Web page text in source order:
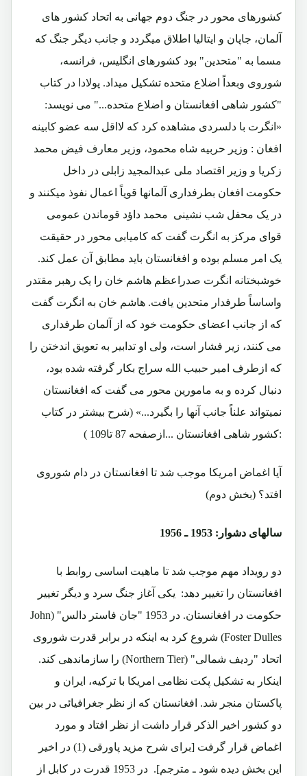
کشورهای محور در جنگ دوم جهانی به اتحاد کشور های
آلمان، جاپان و ایتالیا اطلاق میگردد و جانب دیگر جنگ که
مسما به "متحدین" بود کشورهای انگلیس، فرانسه،
شوروی وبعداً اضلاع متحده تشکیل میداد. پولادا در کتاب
"کشور شاهی افغانستان و اضلاع متحده..." می نویسد:
«انگرت با دلسردی مشاهده کرد که لااقل سه عضو کابینه
افغان : وزیر حربیه شاه محمود، وزیر معارف فیض محمد
زکریا و وزیر اقتصاد ملی عبدالمجید زابلی در داخل
حکومت افغان بطرفداری آلمانها قویاً اعمال نفوذ میکنند و
در یک محفل شب نشینی محمد داؤد قوماندن عمومی
قوای مرکز به انگرت گفت که کامیابی محور در حقیقت
یک امر مسلم بوده و افغانستان باید مطابق آن عمل کند.
خوشبختانه انگرت صدراعظم هاشم خان را یک رهبر مقتدر
واساساً طرفدار متحدین یافت. هاشم خان به انگرت گفت
که از جانب اعضای حکومت خود که از آلمان طرفداری
می کنند، زیر فشار است، ولی او تدابیر به تعویق اندختن را
که ازطرف امیر حبیب الله سراج بکار گرفته شده بود،
دنبال کرده و به مامورین محور می گفت که افغانستان
نمیتواند علناً جانب آنها را بگیرد...» (شرح بیشتر در کتاب
:کشور شاهی افغانستان ...ازصفحه 87 تا109 )
آیا اغماض امریکا موجب شد تا افغانستان در دام شوروی
افتد؟ (بخش دوم)
سالهای دشوار: 1953 ـ 1956
دو رویداد مهم موجب شد تا ماهیت اساسی روابط با
افغانستان را تغییر دهد: یکی آغاز جنگ سرد و دیگر تغییر
حکومت در افغانستان. در 1953 "جان فاستر دالس"
(John
Foster Dulles) شروع کرد به اینکه در برابر قدرت شوروی
اتحاد "ردیف شمالی" (Northern Tier)
را سازماندهی کند.
اینکار به تشکیل پکت نظامی امریکا با ترکیه، ایران و
پاکستان منجر شد. افغانستان که از نظر جغرافیائی در بین
دو کشور اخیر الذکر قرار داشت از نظر افتاد و مورد
اغماض قرار گرفت [برای شرح مزید پاورقی (1) در اخیر
این بخش دیده شود ـ مترجم]. در 1953 قدرت در کابل از